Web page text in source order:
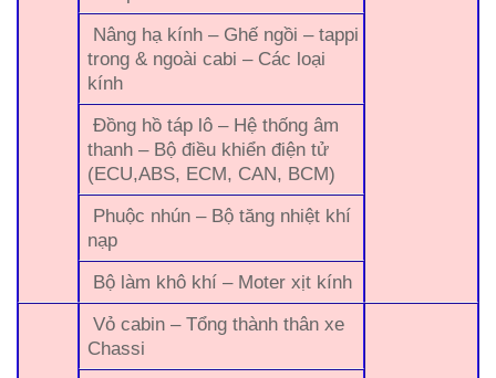
Nâng hạ kính – Ghế ngồi – tappi
trong & ngoài cabi – Các loại
kính
Đồng hồ táp lô – Hệ thống âm
thanh – Bộ điều khiển điện tử
(ECU,ABS, ECM, CAN, BCM)
Phuộc nhún – Bộ tăng nhiệt khí
nạp
Bộ làm khô khí – Moter xịt kính
Vỏ cabin – Tổng thành thân xe
Chassi